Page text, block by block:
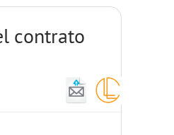
contrato